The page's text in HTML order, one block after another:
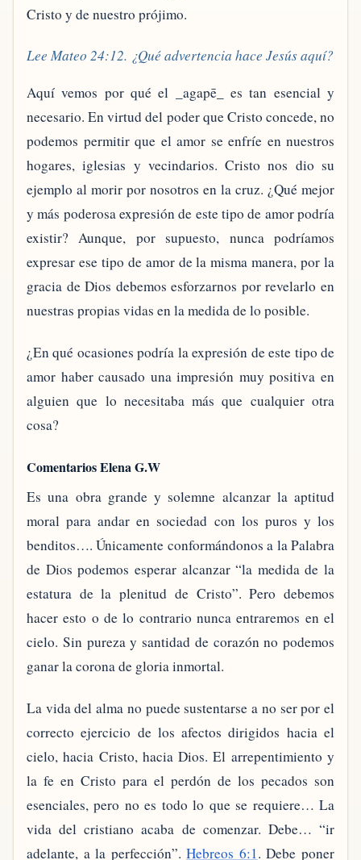
Cristo y de nuestro prójimo.
Lee Mateo 24:12. ¿Qué advertencia hace Jesús aquí?
Aquí vemos por qué el _agapē_ es tan esencial y
necesario. En virtud del poder que Cristo concede, no
podemos permitir que el amor se enfríe en nuestros
hogares, iglesias y vecindarios. Cristo nos dio su
ejemplo al morir por nosotros en la cruz. ¿Qué mejor
y más poderosa expresión de este tipo de amor podría
existir? Aunque, por supuesto, nunca podríamos
expresar ese tipo de amor de la misma manera, por la
gracia de Dios debemos esforzarnos por revelarlo en
nuestras propias vidas en la medida de lo posible.
¿En qué ocasiones podría la expresión de este tipo de
amor haber causado una impresión muy positiva en
alguien que lo necesitaba más que cualquier otra
cosa?
Comentarios Elena G.W
Es una obra grande y solemne alcanzar la aptitud
moral para andar en sociedad con los puros y los
benditos…. Únicamente conformándonos a la Palabra
de Dios podemos esperar alcanzar “la medida de la
estatura de la plenitud de Cristo”. Pero debemos
hacer esto o de lo contrario nunca entraremos en el
cielo. Sin pureza y santidad de corazón no podemos
ganar la corona de gloria inmortal.
La vida del alma no puede sustentarse a no ser por el
correcto ejercicio de los afectos dirigidos hacia el
cielo, hacia Cristo, hacia Dios. El arrepentimiento y
la fe en Cristo para el perdón de los pecados son
esenciales, pero no es todo lo que se requiere… La
vida del cristiano acaba de comenzar. Debe… “ir
adelante, a la perfección”.Hebreos 6:1. Debe poner